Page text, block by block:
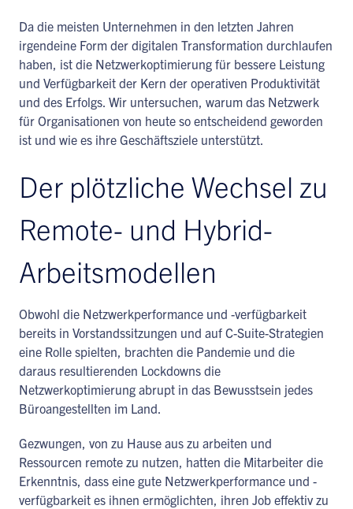
Da die meisten Unternehmen in den letzten Jahren
irgendeine Form der digitalen Transformation durchlaufen
haben, ist die Netzwerkoptimierung für bessere Leistung
und Verfügbarkeit der Kern der operativen Produktivität
und des Erfolgs. Wir untersuchen, warum das Netzwerk
für Organisationen von heute so entscheidend geworden
ist und wie es ihre Geschäftsziele unterstützt.
Der plötzliche Wechsel zu
Remote- und Hybrid-
Arbeitsmodellen
Obwohl die Netzwerkperformance und -verfügbarkeit
bereits in Vorstandssitzungen und auf C-Suite-Strategien
eine Rolle spielten, brachten die Pandemie und die
daraus resultierenden Lockdowns die
Netzwerkoptimierung abrupt in das Bewusstsein jedes
Büroangestellten im Land.
Gezwungen, von zu Hause aus zu arbeiten und
Ressourcen remote zu nutzen, hatten die Mitarbeiter die
Erkenntnis, dass eine gute Netzwerkperformance und -
verfügbarkeit es ihnen ermöglichten, ihren Job effektiv zu